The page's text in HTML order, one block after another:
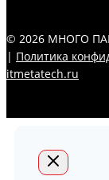
© 2026 МНОГО
| Политика
itmetatech.ru